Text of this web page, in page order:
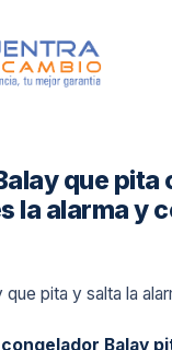
que pita
la alarma y
Balay